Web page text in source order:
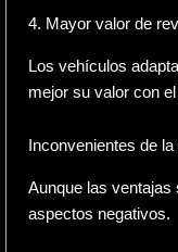
4. Mayor valor de
Los vehículos
mejor su valor con
Inconvenientes de
Aunque las ventajas
aspectos negativos.